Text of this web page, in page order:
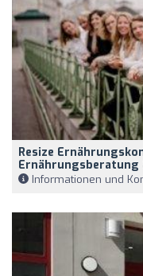
Resize
Ernährungsberatung
Informationen und